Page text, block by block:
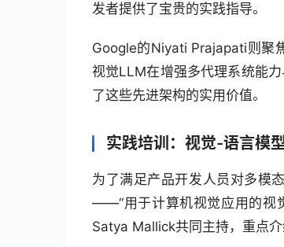
发者提供了宝贵的实践指导。
Google的Niyati Prajapati则聚
视觉LLM在增强多代理系统能
了这些先进架构的实用价值。
实践培训：视觉-语言模
为了满足产品开发人员对多模
——“用于计算机视觉应用的视
Satya Mallick共同主持，重点